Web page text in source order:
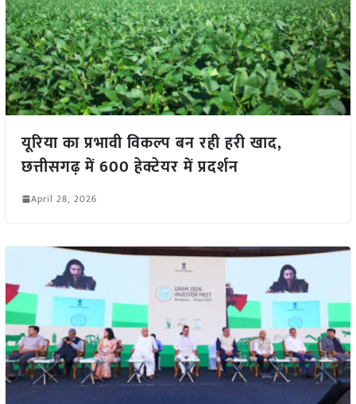
यूरिया का प्रभावी विकल्प बन रही हरी खाद,
छत्तीसगढ़ में 600 हेक्टेयर में प्रदर्शन
April 28, 2026